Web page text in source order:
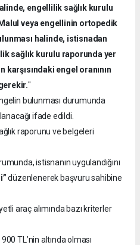
engellilik sağlık kurulu
veya engellinin ortopedik
halinde, istisnadan
sağlık kurulu raporunda yer
engel oranının
"
bulunması durumunda
ifade edildi.
raporunu ve belgeleri
istisnanın uygulandığını
düzenlenerek başvuru sahibine
araç alımında bazı kriterler
TL’nin altında olması